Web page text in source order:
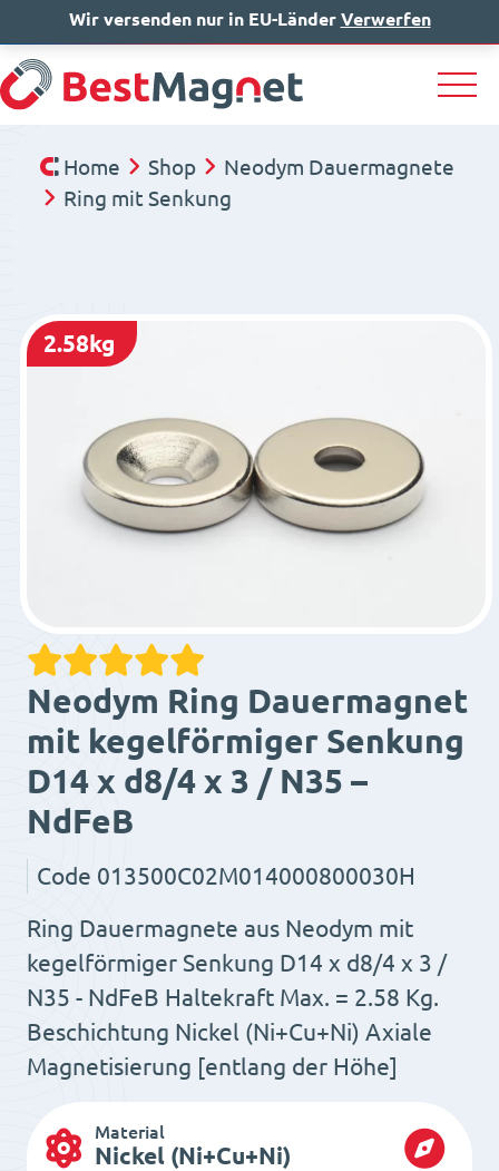
IT EN DE
Home Shop
Neodym Dauermagnete
Ring mit Senkung
2.58kg
Neodym Ring Dauermagnet
mit kegelförmiger Senkung
D14 x d8/4 x 3 / N35 –
NdFeB
Code 013500C02M014000800030H
Ring Dauermagnete aus Neodym mit
kegelförmiger Senkung D14 x d8/4 x 3 /
N35 - NdFeB Haltekraft Max. = 2.58 Kg.
Beschichtung Nickel (Ni+Cu+Ni) Axiale
Magnetisierung [entlang der Höhe]
Material
Nickel (Ni+Cu+Ni)
Wir versenden nur in EU-Länder Verwerfen